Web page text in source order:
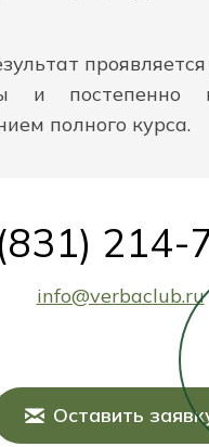
и постепенно
полного курса.
214-
info@verbaclub.ru
Оставить